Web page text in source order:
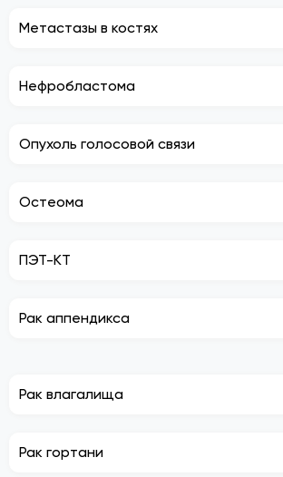
Метастазы в костях
Нефробластома
Опухоль голосовой связи
Остеома
ПЭТ-КТ
Рак аппендикса
Рак влагалища
Рак гортани